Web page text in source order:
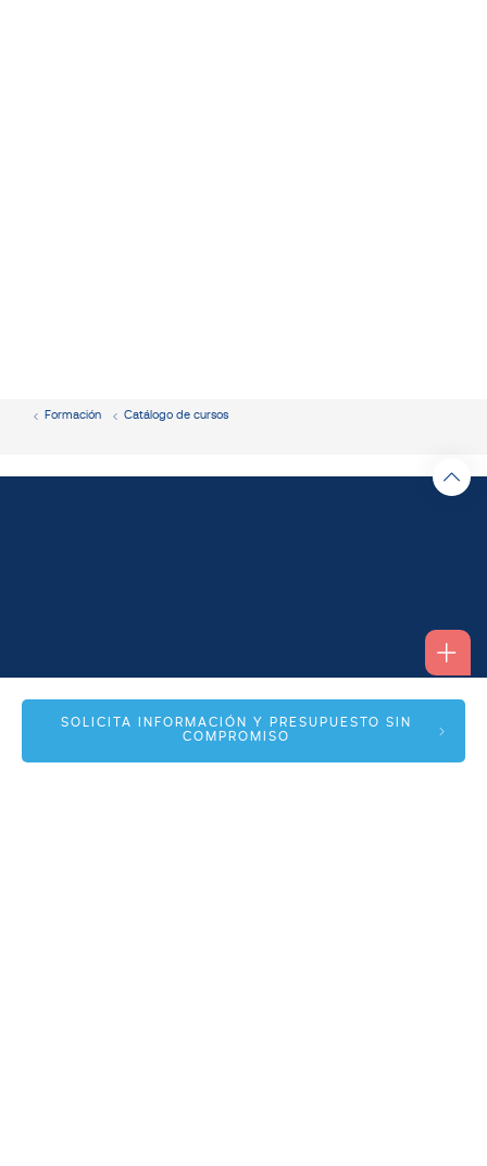
SOLICITA INFORMACIÓN Y PRESUPUESTO SIN
COMPROMISO
Formación Catálogo de cursos
Alfonso I, 17 Planta 1ª